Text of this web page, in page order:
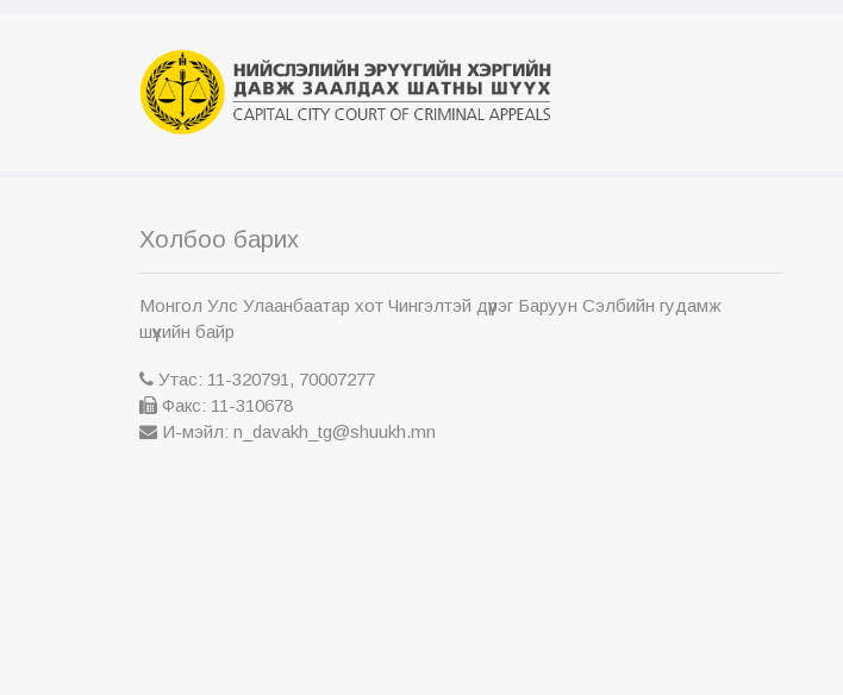
Холбоо барих
Монгол Улс Улаанбаатар хот Чингэлтэй дүүрэг Баруун Сэлбийн гудамж
шүүхийн байр
Утас: 11-320791, 70007277
Факс: 11-310678
И-мэйл: n_davakh_tg@shuukh.mn